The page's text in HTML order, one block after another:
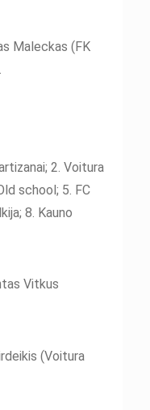
Maleckas (FK
2. Voitura
school; 5. FC
8. Kauno
Vitkus
(Voitura